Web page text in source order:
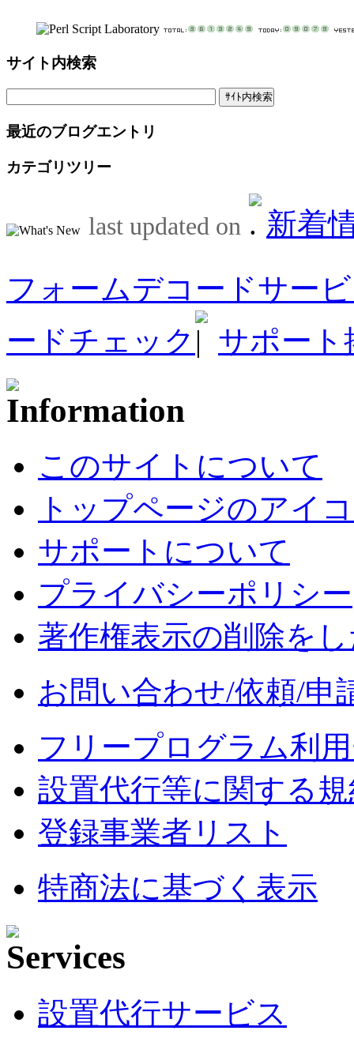
サイト内検索
最近のブログエントリ
カテゴリツリー
last updated on
新着
フォームデコードサー
ードチェック
サポート
このサイトについて
トップページのアイ
サポートについて
プライバシーポリシー
著作権表示の削除を
お問い合わせ/依頼/申
フリープログラム利
設置代行等に関する
登録事業者リスト
特商法に基づく表示
設置代行サービス